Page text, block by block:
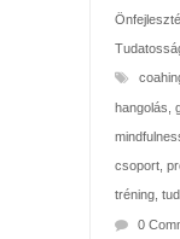
hangolás
csoport,
tréning,
0